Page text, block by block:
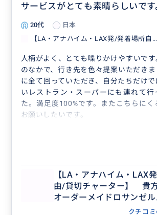
サービスがとても素晴らしいです
20代
日本
【LA・アナハイム・LAX発/発着場所自...
人柄がよく、とても喋りかけやすいで
のなかで、行き先を色々提案いただき
に全て回っていただき、自分たちだけ
いレストラン・スーパーにも連れて行
た。満足度100%です。またこちらに
お願いしたいです。
【LA・アナハイム・LAX
由/貸切チャーター】 貴
オーダーメイドロサンゼル
クチコ